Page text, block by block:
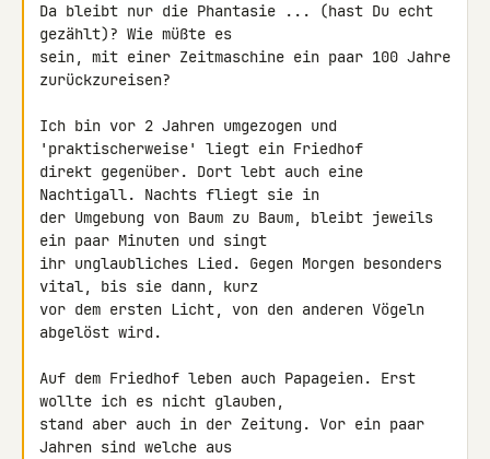
Da bleibt nur die Phantasie ... (hast Du echt
gezählt)? Wie müßte es
sein, mit einer Zeitmaschine ein paar 100 Jahre
zurückzureisen?
Ich bin vor 2 Jahren umgezogen und
'praktischerweise' liegt ein Friedhof
direkt gegenüber. Dort lebt auch eine
Nachtigall. Nachts fliegt sie in
der Umgebung von Baum zu Baum, bleibt jeweils
ein paar Minuten und singt
ihr unglaubliches Lied. Gegen Morgen besonders
vital, bis sie dann, kurz
vor dem ersten Licht, von den anderen Vögeln
abgelöst wird.
Auf dem Friedhof leben auch Papageien. Erst
wollte ich es nicht glauben,
stand aber auch in der Zeitung. Vor ein paar
Jahren sind welche aus